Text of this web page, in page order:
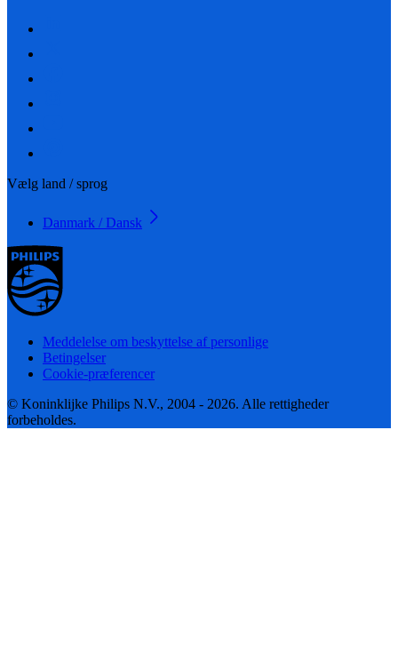
Vælg land / sprog
Danmark / Dansk
Meddelelse om beskyttelse af personlige
Betingelser
Cookie-præferencer
© Koninklijke Philips N.V., 2004 - 2026. Alle rettigheder
forbeholdes.